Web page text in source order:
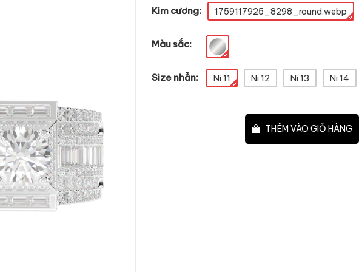
Kim cương: 1759117925_8298_round.webp
Màu sắc:
Size nhẫn: Ni 11 Ni 12 Ni 13 Ni 14
THÊM VÀO GIỎ HÀNG